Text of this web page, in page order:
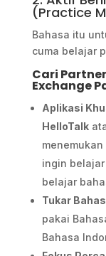
(Practice
Bahasa itu
cuma belajar
Cari
Exchange
Aplikasi
HelloTalk
menemukan
ingin
belajar
Tukar
pakai
Bahasa